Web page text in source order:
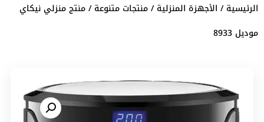
الرئيسية/ الأجهزة المنزلية/منتجات متنوعة/ منتج منزلي نيكاي
موديل 8933